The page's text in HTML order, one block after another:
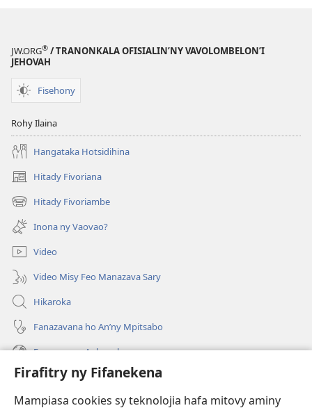
Firafitry ny Fifanekena
Mampiasa cookies sy teknolojia hafa mitovy aminy
JW.ORG® / TRANONKALA OFISIALIN’NY VAVOLOMBELON’I
JEHOVAH
Fisehony
Rohy Ilaina
Hangataka Hotsidihina
Hitady Fivoriana
(manokatra
rohy) Hitady Fivoriambe
(manokatra
rohy) Inona ny Vaovao?
Video
Video Misy Feo Manazava Sary
Hikaroka
Fanazavana ho An’ny Mpitsabo
Fanazavana Ankapobeny
Fanampiana